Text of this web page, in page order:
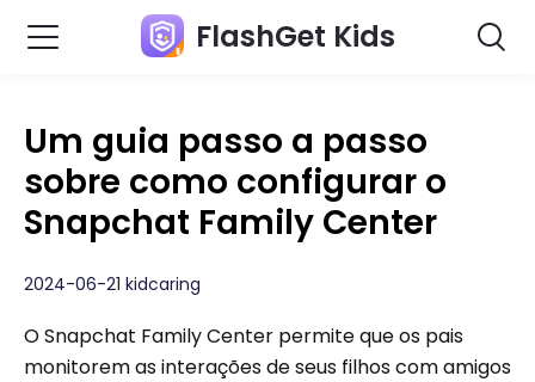
FlashGet Kids
Um guia passo a passo
sobre como configurar o
Snapchat Family Center
2024-06-21 kidcaring
O Snapchat Family Center permite que os pais
monitorem as interações de seus filhos com amigos